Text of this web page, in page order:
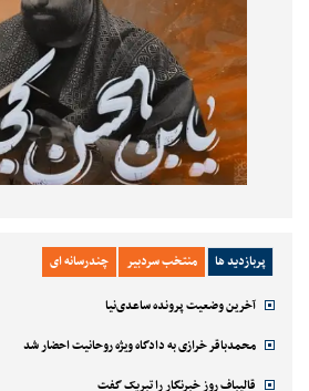
پربازدید ها منتخب سردبیر چندرسانه ای
آخرین وضعیت پرونده ساعدی‌نیا
محمدباقر خرازی به دادگاه ویژه روحانیت احضار شد
قالیباف روز خبرنگار را تبریک گفت